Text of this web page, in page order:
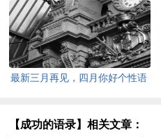
最新三月再见，四月你好个性语
【成功的语录】相关文章：